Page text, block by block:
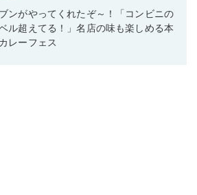
ンがやってくれたぞ～！「コンビニの
ル超えてる！」名店の味も楽しめる本
レーフェス